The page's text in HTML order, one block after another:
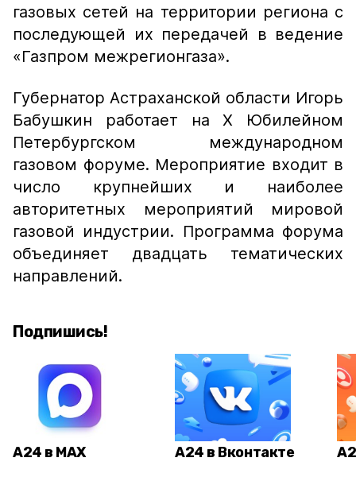
газовых сетей на территории региона с
последующей их передачей в ведение
«Газпром межрегионгаза».
Губернатор Астраханской области Игорь
Бабушкин работает на Х Юбилейном
Петербургском международном
газовом форуме. Мероприятие входит в
число крупнейших и наиболее
авторитетных мероприятий мировой
газовой индустрии. Программа форума
объединяет двадцать тематических
направлений.
Подпишись!
А24 в MAX А24 в Вконтакте